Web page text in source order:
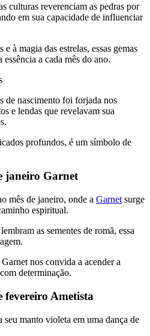
culturas reverenciam as pedras por
em sua capacidade de influenciar
à magia das estrelas, essas gemas
a cada mês do ano.
de nascimento foi forjada nos
e lendas que revelavam sua
profundos, é um símbolo de
janeiro Garnet
mês de janeiro, onde a Garnet surge
espiritual.
as sementes de romã, essa
nos convida a acender a
determinação.
fevereiro Ametista
seu manto violeta em uma dança de